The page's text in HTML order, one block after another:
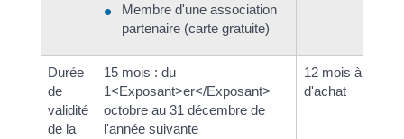
Membre d'une association
partenaire (carte gratuite)
Durée
de
validité
de la
15 mois : du
1<Exposant>er</Exposant>
octobre au 31 décembre de
l'année suivante
12 mois à partir
d'achat